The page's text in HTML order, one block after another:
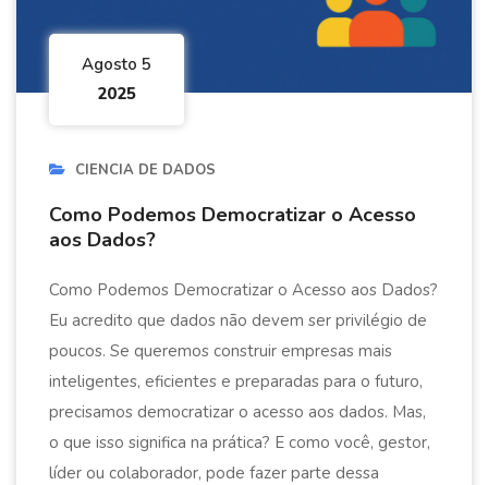
Agosto 5
2025
CIENCIA DE DADOS
Como Podemos Democratizar o Acesso
aos Dados?
Como Podemos Democratizar o Acesso aos Dados?
Eu acredito que dados não devem ser privilégio de
poucos. Se queremos construir empresas mais
inteligentes, eficientes e preparadas para o futuro,
precisamos democratizar o acesso aos dados. Mas,
o que isso significa na prática? E como você, gestor,
líder ou colaborador, pode fazer parte dessa